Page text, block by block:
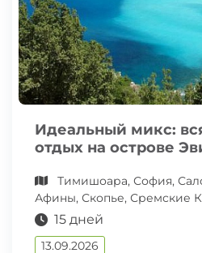
Идеальный микс:
отдых на острове
Тимишоара, София,
Афины, Скопье, Сремские
15 дней
13.09.2026